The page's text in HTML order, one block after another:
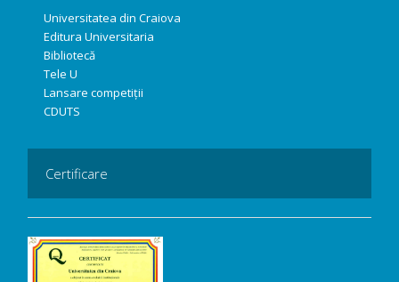
Universitatea din Craiova
Editura Universitaria
Bibliotecă
Tele U
Lansare competiții
CDUTS
Certificare